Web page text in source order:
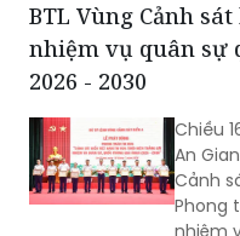
phòng
người
BTL Vùng Cảnh
nhiệm vụ quân sự
2026 - 2030
Chiều
An
Cảnh
Phong